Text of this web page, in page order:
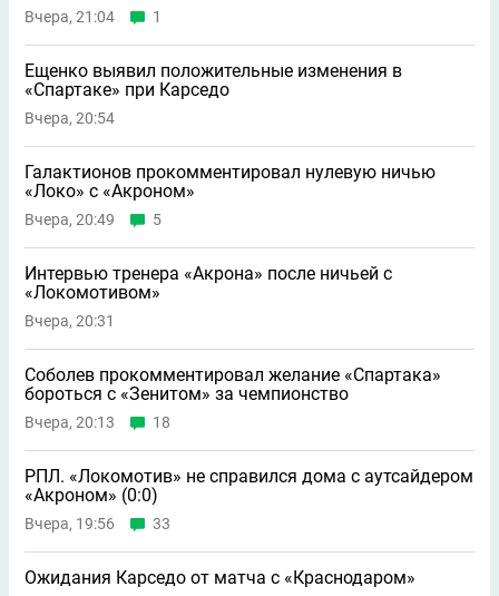
Вчера, 21:04 1
Ещенко выявил положительные изменения в
«Спартаке» при Карседо
Вчера, 20:54
Галактионов прокомментировал нулевую ничью
«Локо» с «Акроном»
Вчера, 20:49 5
Интервью тренера «Акрона» после ничьей с
«Локомотивом»
Вчера, 20:31
Соболев прокомментировал желание «Спартака»
бороться с «Зенитом» за чемпионство
Вчера, 20:13 18
РПЛ. «Локомотив» не справился дома с аутсайдером
«Акроном» (0:0)
Вчера, 19:56 33
Ожидания Карседо от матча с «Краснодаром»